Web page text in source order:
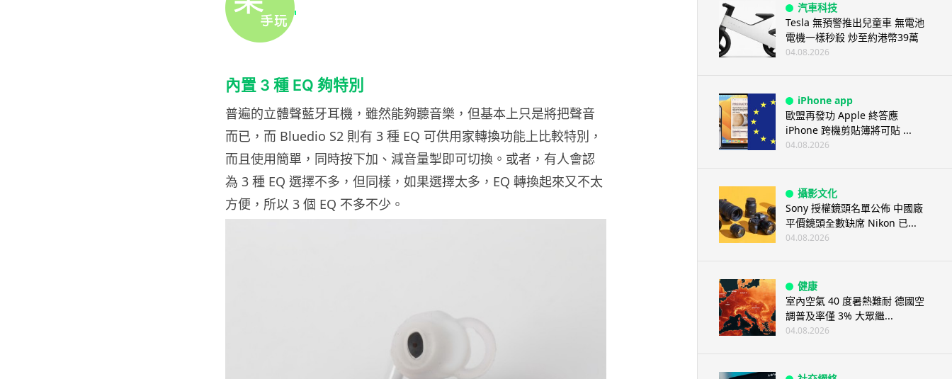
內置 3 種 EQ 夠特別
普遍的立體聲藍牙耳機，雖然能夠聽音樂，但基本上只是將把聲音
而已，而 Bluedio S2 則有 3 種 EQ 可供用家轉換功能上比較特別，
而且使用簡單，同時按下加、減音量掣即可切換。或者，有人會認
為 3 種 EQ 選擇不多，但同樣，如果選擇太多，EQ 轉換起來又不太
方便，所以 3 個 EQ 不多不少。
汽車科技
Tesla 無預警推出兒童車 無電池
電機一樣秒殺 炒至約港幣39萬
04.08.2026
iPhone app
歐盟再發功 Apple 終答應
iPhone 跨機剪貼簿將可貼 ...
04.08.2026
攝影文化
Sony 授權鏡頭名單公佈 中國廠
平價鏡頭全數缺席 Nikon 已...
04.08.2026
健康
室內空氣 40 度暑熱難耐 德國空
調普及率僅 3% 大眾繼...
04.08.2026